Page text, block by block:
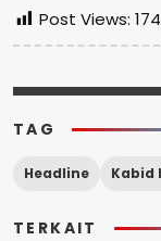
Post Views: 174
TAG
Headline
TERKAIT